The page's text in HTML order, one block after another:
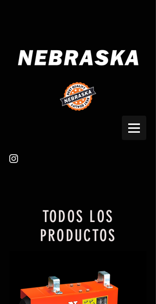
TODOS LOS
PRODUCTOS